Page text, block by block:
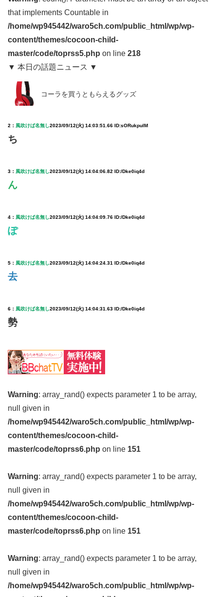
that implements Countable in
/home/wp945442/waro5ch.com/public_html/wp/wp-
content/themes/cocoon-child-
master/code/toprss5.php on line 218
▼ 本日の話題ニュース ▼
コーラを買うともらえるグッズ
2： 風吹けば名無し2023/09/12(火) 14:03:51.66 ID:sORukpulM
ち
3： 風吹けば名無し2023/09/12(火) 14:04:06.82 ID:/Dke0iq4d
ん
4： 風吹けば名無し2023/09/12(火) 14:04:09.76 ID:/Dke0iq4d
ぽ
5： 風吹けば名無し2023/09/12(火) 14:04:24.31 ID:/Dke0iq4d
去
6： 風吹けば名無し2023/09/12(火) 14:04:31.63 ID:/Dke0iq4d
勢
Warning: array_rand() expects parameter 1 to be array,
null given in
/home/wp945442/waro5ch.com/public_html/wp/wp-
content/themes/cocoon-child-
master/code/toprss6.php on line 151
Warning: array_rand() expects parameter 1 to be array,
null given in
/home/wp945442/waro5ch.com/public_html/wp/wp-
content/themes/cocoon-child-
master/code/toprss6.php on line 151
Warning: array_rand() expects parameter 1 to be array,
null given in
/home/wp945442/waro5ch.com/public_html/wp/wp-